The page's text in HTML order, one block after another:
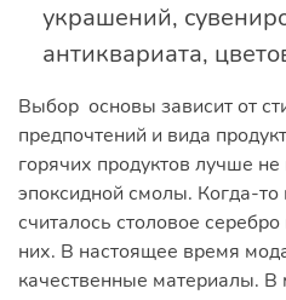
украшений,
антиквариата,
Выбор основы зависит от
предпочтений и вида
горячих продуктов лучше
эпоксидной смолы. Когда-то
считалось столовое
них. В настоящее время
качественные материалы. В